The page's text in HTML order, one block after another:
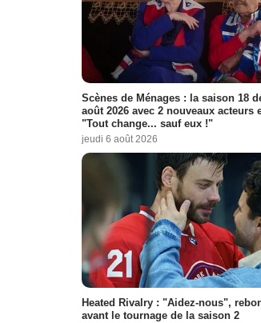
Scènes de Ménages : la saison 18
août 2026 avec 2 nouveaux acteurs
"Tout change... sauf eux !"
jeudi 6 août 2026
Heated Rivalry : "Aidez-nous",
avant le tournage de la saison 2